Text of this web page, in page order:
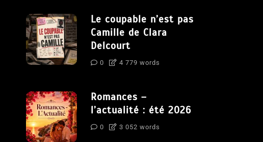
Le coupable n’est pas
Camille de Clara
Delcourt
0 4 779 words
Romances –
l’actualité : été 2026
0 3 052 words